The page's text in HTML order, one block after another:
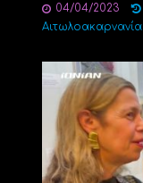
04/04/2023
Αιτωλοακαρνανία